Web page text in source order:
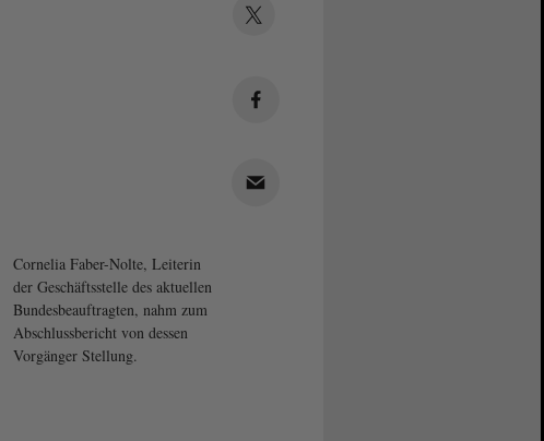
Cornelia Faber-Nolte, Leiterin
der Geschäftsstelle des aktuellen
Bundesbeauftragten, nahm zum
Abschlussbericht von dessen
Vorgänger Stellung.